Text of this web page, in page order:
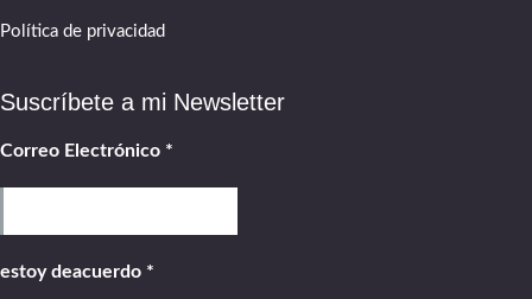
Política de privacidad
Suscríbete a mi Newsletter
Correo Electrónico *
estoy deacuerdo *